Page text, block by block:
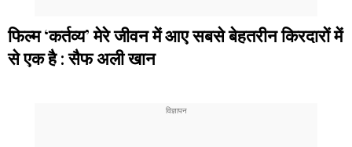
फिल्म ‘कर्तव्य’ मेरे जीवन में आए सबसे बेहतरीन किरदारों में
से एक है : सैफ अली खान